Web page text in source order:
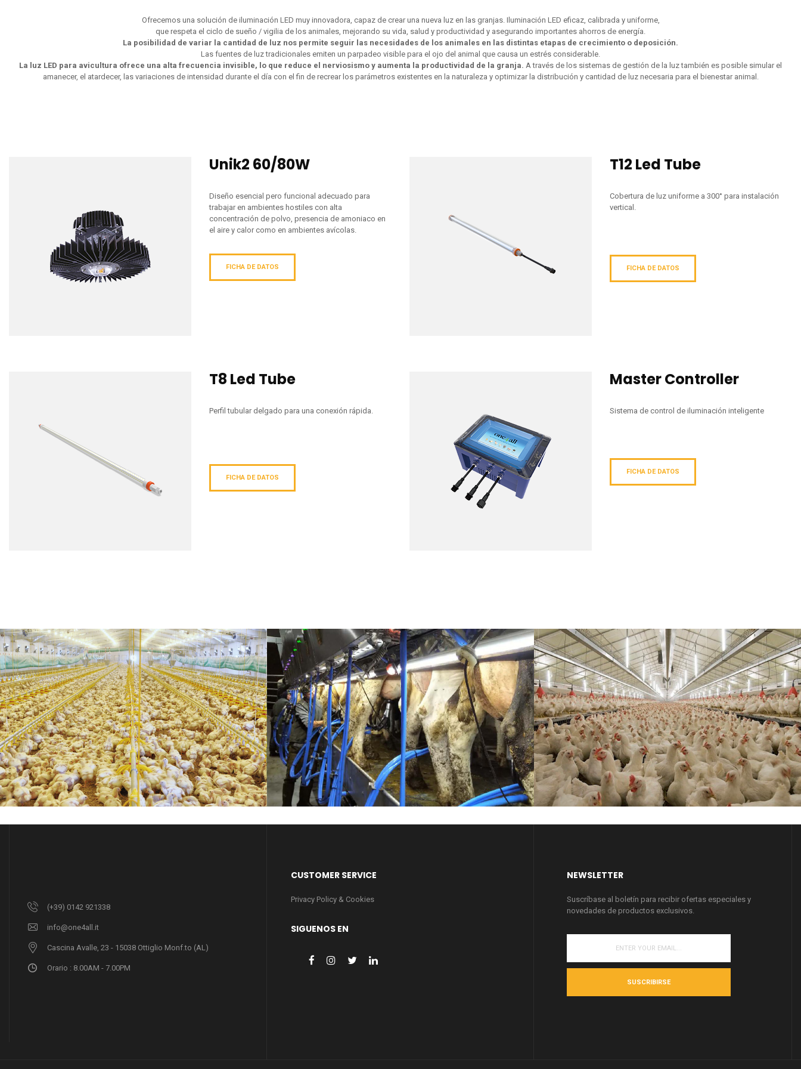
Ofrecemos una solución de iluminación LED muy innovadora, capaz de crear una nueva luz en las granjas. Iluminación LED eficaz, calibrada y uniforme,
que respeta el ciclo de sueño / vigilia de los animales, mejorando su vida, salud y productividad y asegurando importantes ahorros de energía.
La posibilidad de variar la cantidad de luz nos permite seguir las necesidades de los animales en las distintas etapas de crecimiento o deposición.
Las fuentes de luz tradicionales emiten un parpadeo visible para el ojo del animal que causa un estrés considerable.
La luz LED para avicultura ofrece una alta frecuencia invisible, lo que reduce el nerviosismo y aumenta la productividad de la granja. A través de los sistemas de gestión de la luz también es posible simular el
amanecer, el atardecer, las variaciones de intensidad durante el día con el fin de recrear los parámetros existentes en la naturaleza y optimizar la distribución y cantidad de luz necesaria para el bienestar animal.
Unik2 60/80W
Diseño esencial pero funcional adecuado para
trabajar en ambientes hostiles con alta
concentración de polvo, presencia de amoniaco en
el aire y calor como en ambientes avícolas.
FICHA DE DATOS
T12 Led Tube
Cobertura de luz uniforme a 300° para instalación
vertical.
FICHA DE DATOS
T8 Led Tube
Perfil tubular delgado para una conexión rápida.
FICHA DE DATOS
Master Controller
Sistema de control de iluminación inteligente
FICHA DE DATOS
(+39) 0142 921338
info@one4all.it
Cascina Avalle, 23 - 15038 Ottiglio Monf.to (AL)
Orario : 8.00AM - 7.00PM
CUSTOMER SERVICE
Privacy Policy & Cookies
SIGUENOS EN
NEWSLETTER
Suscríbase al boletín para recibir ofertas especiales y
novedades de productos exclusivos.
SUSCRIBIRSE